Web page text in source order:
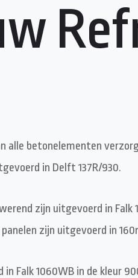
alle betonelementen
in Delft 137R/930.
zijn uitgevoerd in Falk
zijn uitgevoerd in
Falk 1060WB in de kleur